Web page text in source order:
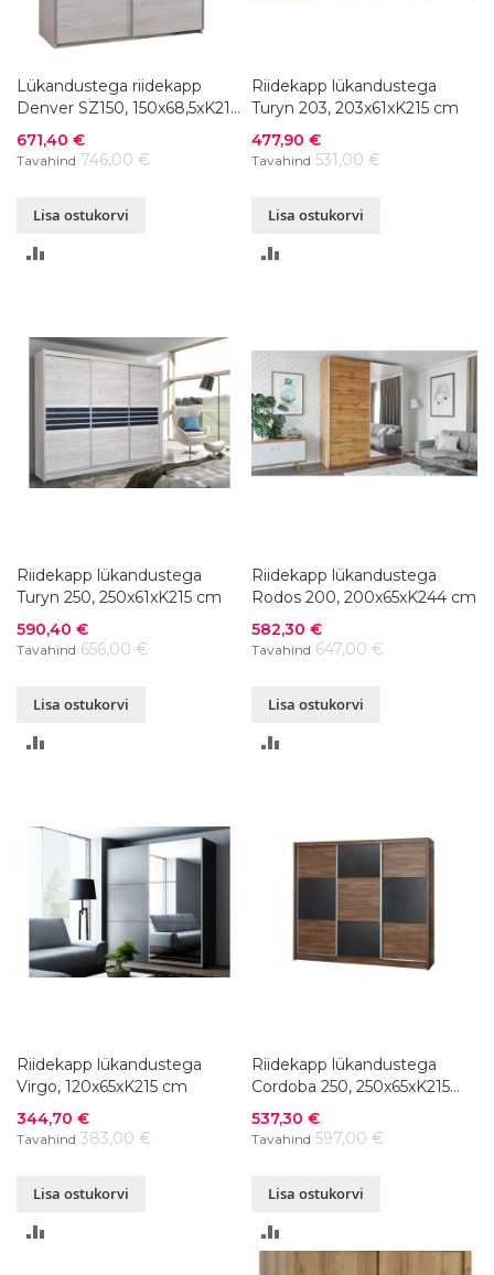
Lükandustega riidekapp
Denver SZ150, 150x68,5xK215
cm
Soodushind
671,40 €
Tavahind 746,00 €
Lisa ostukorvi
Riidekapp lükandustega
Turyn 203, 203x61xK215 cm
Soodushind
477,90 €
Tavahind 531,00 €
Lisa ostukorvi
Riidekapp lükandustega
Turyn 250, 250x61xK215 cm
Soodushind
590,40 €
Tavahind 656,00 €
Lisa ostukorvi
Riidekapp lükandustega
Rodos 200, 200x65xK244 cm
Soodushind
582,30 €
Tavahind 647,00 €
Lisa ostukorvi
Riidekapp lükandustega
Virgo, 120x65xK215 cm
Soodushind
344,70 €
Tavahind 383,00 €
Lisa ostukorvi
Riidekapp lükandustega
Cordoba 250, 250x65xK215
cm
Soodushind
537,30 €
Tavahind 597,00 €
Lisa ostukorvi
VÕRDLUSESSE